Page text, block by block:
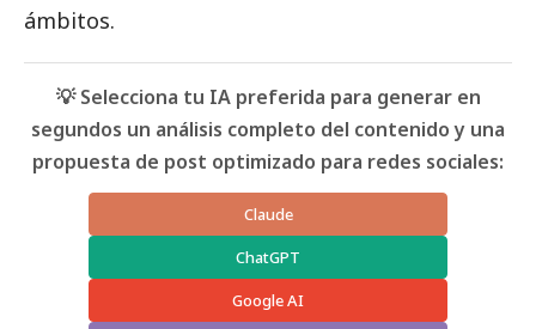
ámbitos.
💡 Selecciona tu IA preferida para generar en
segundos un análisis completo del contenido y una
propuesta de post optimizado para redes sociales:
Claude
ChatGPT
Google AI